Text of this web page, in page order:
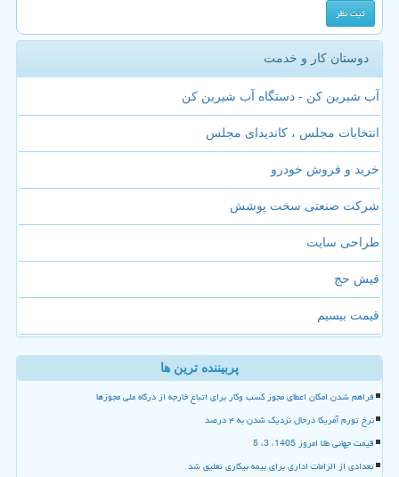
دوستان کار و خدمت
آب شیرین کن - دستگاه آب شیرین کن
انتخابات مجلس ، کاندیدای مجلس
خرید و فروش خودرو
شرکت صنعتی سخت پوشش
طراحی سایت
فیش حج
قیمت بیسیم
پربیننده ترین ها
فراهم شدن امکان اعطای مجوز کسب وکار برای اتباع خارجه از درگاه ملی مجوزها
نرخ تورم آمریکا درحال نزدیک شدن به ۴ درصد
قیمت جهانی طلا امروز 1405، 3، 5
تعدادی از الزامات اداری برای بیمه بیکاری تعلیق شد